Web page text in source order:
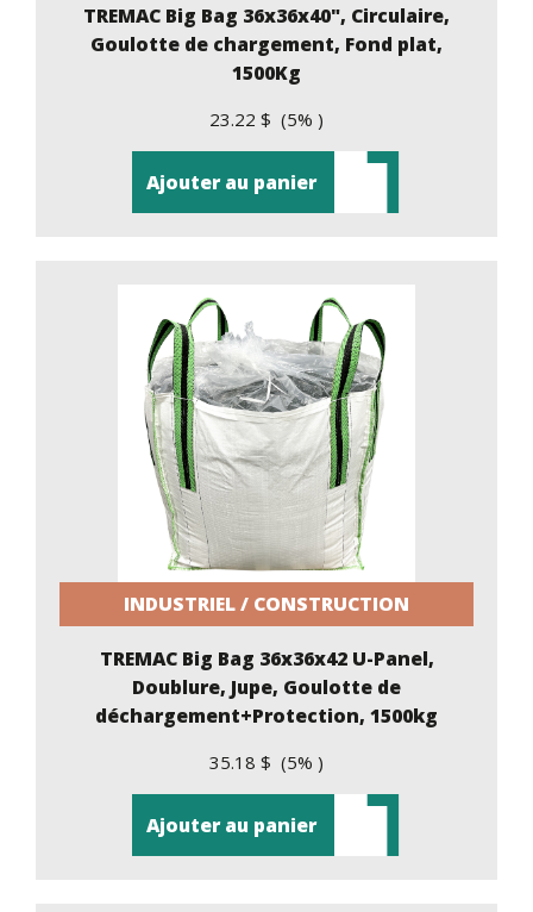
TREMAC Big Bag 36x36x40", Circulaire,
Goulotte de chargement, Fond plat,
1500Kg
23.22 $ (5% )
Ajouter au panier
INDUSTRIEL / CONSTRUCTION
TREMAC Big Bag 36x36x42 U-Panel,
Doublure, Jupe, Goulotte de
déchargement+Protection, 1500kg
35.18 $ (5% )
Ajouter au panier